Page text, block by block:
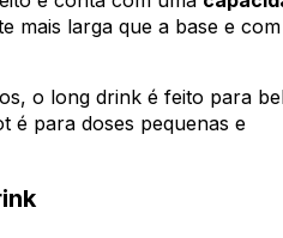
mais larga que a base e
o long drink é feito para
é para doses pequenas e